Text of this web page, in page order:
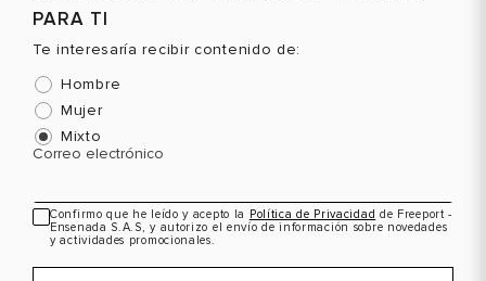
PARA TI
Te interesaría recibir contenido de:
Hombre
Mujer
Mixto
Correo electrónico
Confirmo que he leído y acepto la Política de Privacidad de Freeport -
Ensenada S.A.S, y autorizo el envío de información sobre novedades
y actividades promocionales.